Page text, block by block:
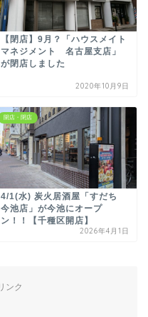
【閉店】9月？「ハウスメイト
マネジメント 名古屋支店」
が閉店しました
2020年10月9日
開店・閉店
4/1(水) 炭火居酒屋「すだち
今池店」が今池にオープ
ン！！【千種区開店】
2026年4月1日
ンク